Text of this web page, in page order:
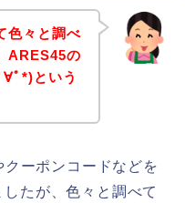
色々と調べ
ARES45の
ﾟ*)という
ーポンコードなどを
たが、色々と調べて